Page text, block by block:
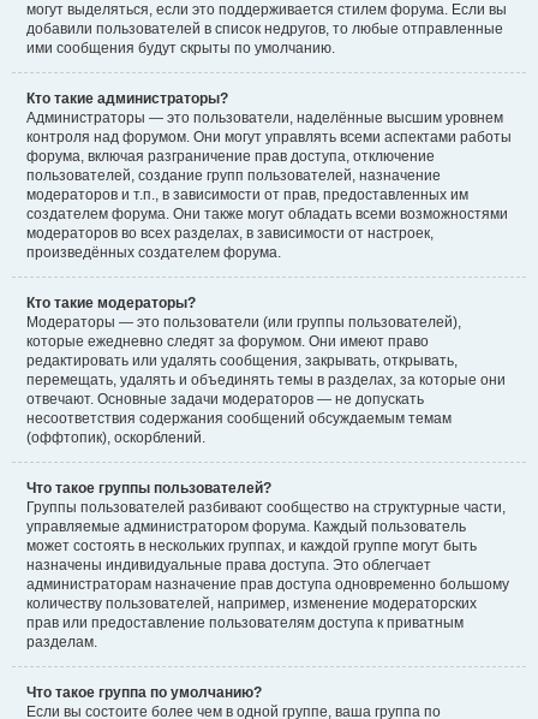
могут выделяться, если это поддерживается стилем форума. Если вы
добавили пользователей в список недругов, то любые отправленные
ими сообщения будут скрыты по умолчанию.
Кто такие администраторы?
Администраторы — это пользователи, наделённые высшим уровнем
контроля над форумом. Они могут управлять всеми аспектами работы
форума, включая разграничение прав доступа, отключение
пользователей, создание групп пользователей, назначение
модераторов и т.п., в зависимости от прав, предоставленных им
создателем форума. Они также могут обладать всеми возможностями
модераторов во всех разделах, в зависимости от настроек,
произведённых создателем форума.
Кто такие модераторы?
Модераторы — это пользователи (или группы пользователей),
которые ежедневно следят за форумом. Они имеют право
редактировать или удалять сообщения, закрывать, открывать,
перемещать, удалять и объединять темы в разделах, за которые они
отвечают. Основные задачи модераторов — не допускать
несоответствия содержания сообщений обсуждаемым темам
(оффтопик), оскорблений.
Что такое группы пользователей?
Группы пользователей разбивают сообщество на структурные части,
управляемые администратором форума. Каждый пользователь
может состоять в нескольких группах, и каждой группе могут быть
назначены индивидуальные права доступа. Это облегчает
администраторам назначение прав доступа одновременно большому
количеству пользователей, например, изменение модераторских
прав или предоставление пользователям доступа к приватным
разделам.
Что такое группа по умолчанию?
Если вы состоите более чем в одной группе, ваша группа по